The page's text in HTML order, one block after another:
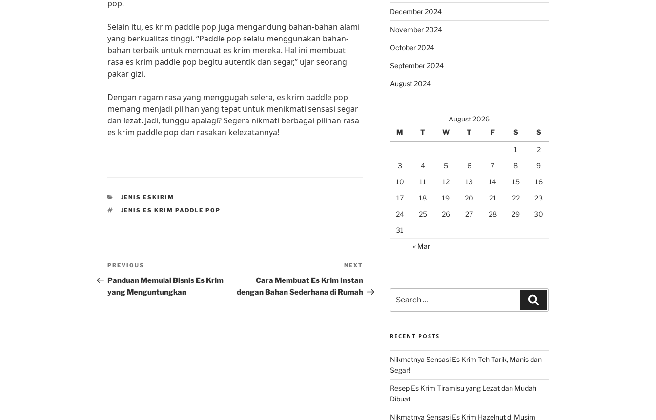
pop.
Selain itu, es krim paddle pop juga mengandung bahan-bahan alami
yang berkualitas tinggi. “Paddle pop selalu menggunakan bahan-
bahan terbaik untuk membuat es krim mereka. Hal ini membuat
rasa es krim paddle pop begitu autentik dan segar,” ujar seorang
pakar gizi.
Dengan ragam rasa yang menggugah selera, es krim paddle pop
memang menjadi pilihan yang tepat untuk menikmati sensasi segar
dan lezat. Jadi, tunggu apalagi? Segera nikmati berbagai pilihan rasa
es krim paddle pop dan rasakan kelezatannya!
CATEGORIES
JENIS ESKIRIM
TAGS
JENIS ES KRIM PADDLE POP
Post
navigation
Previous
Post
PREVIOUS
Panduan Memulai Bisnis Es Krim
yang Menguntungkan
Post
NEXT
Cara Membuat Es Krim Instan
dengan Bahan Sederhana di Rumah
December 2024
November 2024
October 2024
September 2024
August 2024
August 2026
M
T W T F S S
1
2
3
4 5 6 7 8
9
10
11 12 13 14 15
16
17
18 19 20 21 22
23
24
25 26 27 28 29
30
31
« Mar
for:
RECENT POSTS
Nikmatnya Sensasi Es Krim Teh Tarik, Manis dan
Segar!
Resep Es Krim Tiramisu yang Lezat dan Mudah
Dibuat
Nikmatnya Sensasi Es Krim Hazelnut di Musim